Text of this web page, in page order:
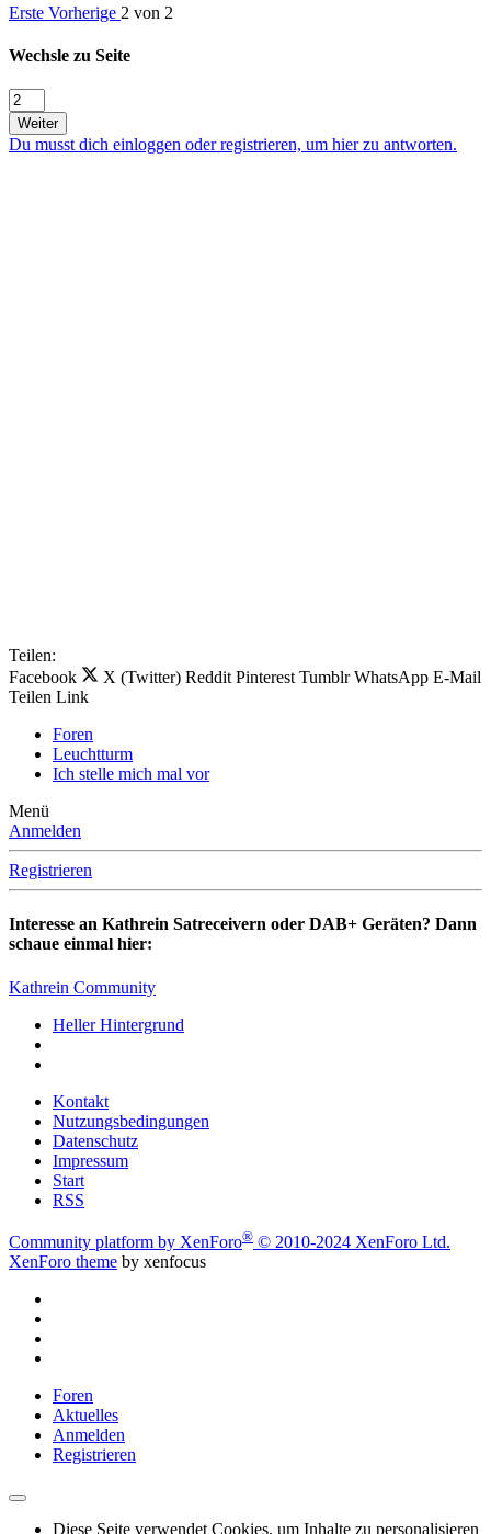
Erste Vorherige 2 von 2
Wechsle zu Seite
Weiter
Du musst dich einloggen oder registrieren, um hier zu antworten.
Teilen:
Facebook
X (Twitter) Reddit Pinterest Tumblr WhatsApp E-Mail
Teilen Link
Foren
Leuchtturm
Ich stelle mich mal vor
Menü
Anmelden
Registrieren
Interesse an Kathrein Satreceivern oder DAB+ Geräten? Dann
schaue einmal hier:
Kathrein Community
Heller Hintergrund
Kontakt
Nutzungsbedingungen
Datenschutz
Impressum
Start
RSS
Community platform by XenForo® © 2010-2024 XenForo Ltd.
XenForo theme by xenfocus
Foren
Aktuelles
Anmelden
Registrieren
Diese Seite verwendet Cookies, um Inhalte zu personalisieren